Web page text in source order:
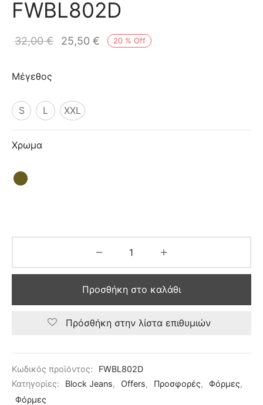
FWBL802D
20 % Off
32,00€ 25,50 €
Μέγεθος
S L XXL
Χρωμα
Προσθήκη στο καλάθι
Πρόσθήκη στην λίστα επιθυμιών
Κωδικός προϊόντος:
FWBL802D
Κατηγορίες:
Block Jeans, Offers, Προσφορές, Φόρμες,
Φόρμες